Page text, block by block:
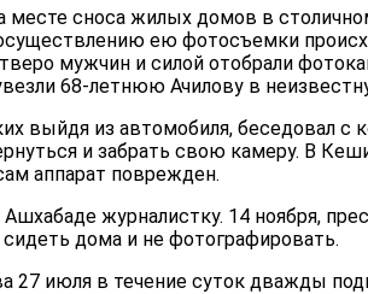
месте сноса жилых домов в
ею фотосъемки
мужчин и силой отобрали
68-летнюю Ачилову в
выйдя из автомобиля, беседовал с
и забрать свою камеру. В
аппарат поврежден.
журналистку. 14 ноября,
дома и не фотографировать.
27 июля в течение суток дважды